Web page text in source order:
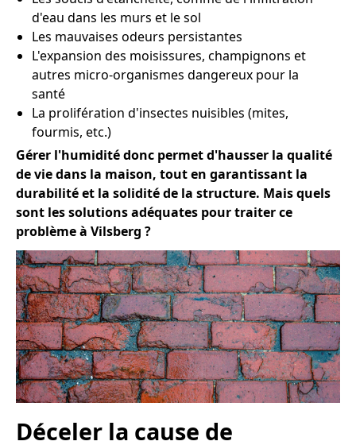
d'eau dans les murs et le sol
Les mauvaises odeurs persistantes
L'expansion des moisissures, champignons et
autres micro-organismes dangereux pour la
santé
La prolifération d'insectes nuisibles (mites,
fourmis, etc.)
Gérer l'humidité donc permet d'hausser la qualité
de vie dans la maison, tout en garantissant la
durabilité et la solidité de la structure. Mais quels
sont les solutions adéquates pour traiter ce
problème à Vilsberg ?
Déceler la cause de